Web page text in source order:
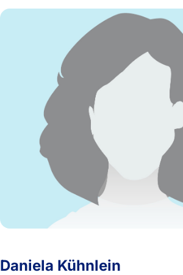
Daniela Kühnlein